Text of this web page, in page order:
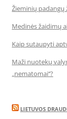
Žieminių padangų
Medinės žaidimų
Kaip sutaupyti
Maži nuotekų
„nematomai‘‘?
LIETUVOS